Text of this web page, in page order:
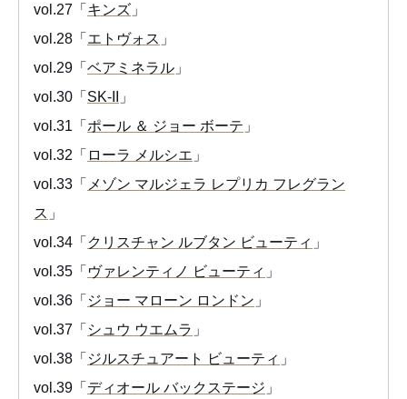
vol.27「 キンズ 」
vol.28「 エトヴォス 」
vol.29「 ベアミネラル 」
vol.30「 SK-II
」
vol.31「 ポール ＆ ジョー ボーテ 」
vol.32「 ローラ メルシエ 」
vol.33「 メゾン マルジェラ レプリカ フレグラン
ス 」
vol.34「 クリスチャン ルブタン ビューティ 」
vol.35「 ヴァレンティノ ビューティ 」
vol.36「 ジョー マローン ロンドン 」
vol.37「 シュウ ウエムラ 」
vol.38「 ジルスチュアート ビューティ 」
vol.39「 ディオール バックステージ 」